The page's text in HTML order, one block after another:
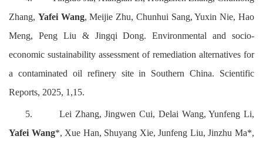
Zhang, Yafei Wang, Meijie Zhu, Chunhui Sang, Yuxin Nie, Hao
Meng, Peng Liu & Jingqi Dong. Environmental and socio-
economic sustainability assessment of remediation alternatives for
a contaminated oil refinery site in Southern China. Scientific
Reports, 2025, 1,15.
5.
Lei Zhang, Jingwen Cui, Delai Wang, Yunfeng Li,
Yafei Wang*, Xue Han, Shuyang Xie, Junfeng Liu, Jinzhu Ma*,